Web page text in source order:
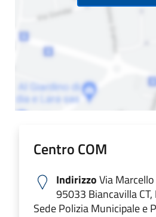
Centro COM
IndirizzoVia
95033 Biancavilla CT,
Sede Polizia Municipale e